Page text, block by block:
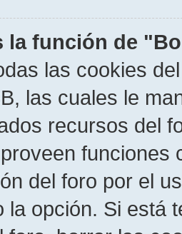
la función de
las cookies
las cuales le
recursos del
funciones
del foro por el
la opción. Si está